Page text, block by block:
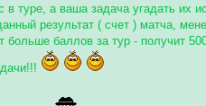
в туре, а ваша задача угадать их
результат ( счет ) матча,
больше баллов за тур - получит